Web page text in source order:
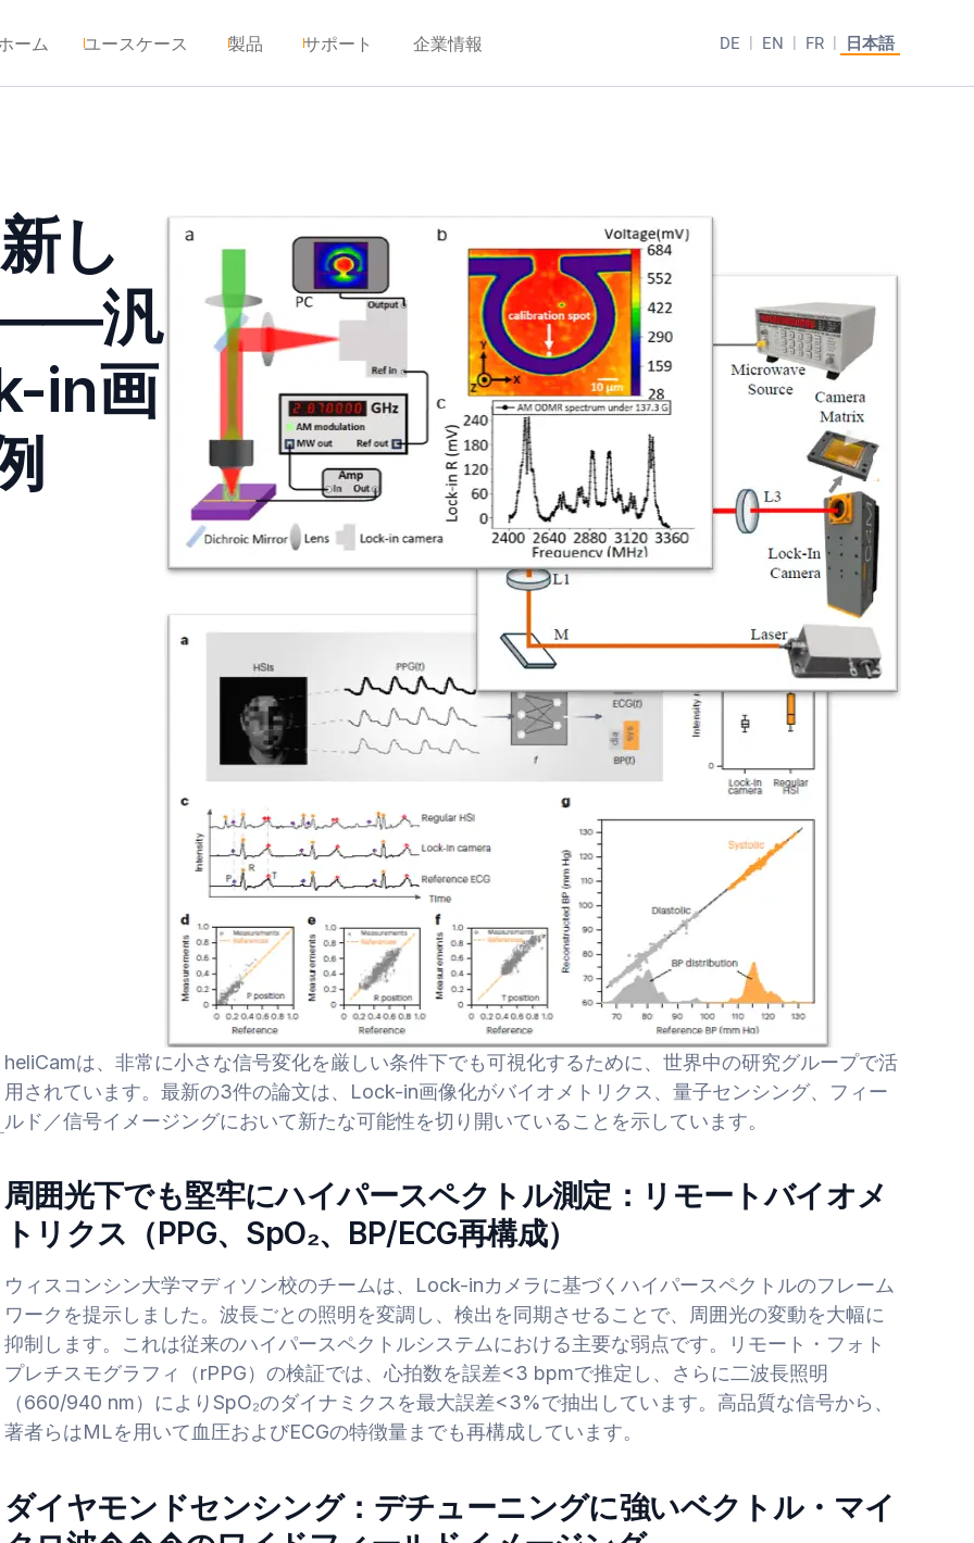
ーム ユースケース 製品 サポート 企業情報 DE EN FR 日本語
し
――汎
in画
heliCamは、非常に小さな信号変化を厳しい条件下でも可視化するために、世界中の研究グループで活
用されています。最新の3件の論文は、Lock-in画像化がバイオメトリクス、量子センシング、フィー
ルド／信号イメージングにおいて新たな可能性を切り開いていることを示しています。
周囲光下でも堅牢にハイパースペクトル測定：リモートバイオメ
トリクス（PPG、SpO₂、BP/ECG再構成）
ウィスコンシン大学マディソン校のチームは、Lock-inカメラに基づくハイパースペクトルのフレーム
ワークを提示しました。波長ごとの照明を変調し、検出を同期させることで、周囲光の変動を大幅に
抑制します。これは従来のハイパースペクトルシステムにおける主要な弱点です。リモート・フォト
プレチスモグラフィ（rPPG）の検証では、心拍数を誤差<3 bpmで推定し、さらに二波長照明
（660/940 nm）によりSpO₂のダイナミクスを最大誤差<3%で抽出しています。高品質な信号から、
著者らはMLを用いて血圧およびECGの特徴量までも再構成しています。
ダイヤモンドセンシング：デチューニングに強いベクトル・マイ